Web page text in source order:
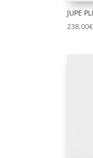
JUPE
238,00€